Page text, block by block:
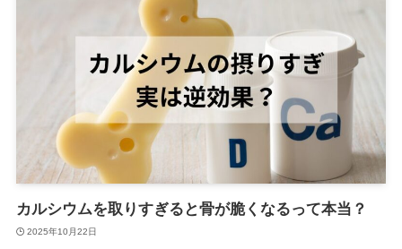
カルシウムを取りすぎると骨が脆くなるって本当？
2025年10月22日